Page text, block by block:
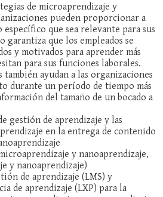
de microaprendizaje y
pueden proporcionar a
específico que sea relevante para sus
garantiza que los empleados se
y motivados para aprender más
para sus funciones laborales.
también ayudan a las organizaciones
durante un período de tiempo más
del tamaño de un bocado a
gestión de aprendizaje y las
en la entrega de contenido
y nanoaprendizaje,
y nanoaprendizaje)
de aprendizaje (LMS) y
de aprendizaje (LXP) para la